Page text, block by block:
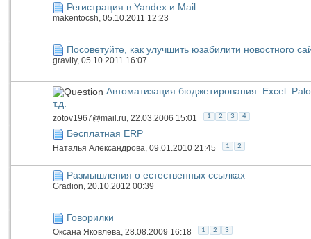
Регистрация в Yandex и Mail
makentocsh, 05.10.2011 12:23
Посоветуйте, как улучшить юзабилити новостного
gravity, 05.10.2011 16:07
Автоматизация бюджетирования. Excel.
т.д.
zotov1967@mail.ru, 22.03.2006 15:01 1 2 3 4
Бесплатная ERP
Наталья Александрова, 09.01.2010 21:45 1 2
Размышления о естественных ссылках
Gradion, 20.10.2012 00:39
Говорилки
Оксана Яковлева, 28.08.2009 16:18 1 2 3